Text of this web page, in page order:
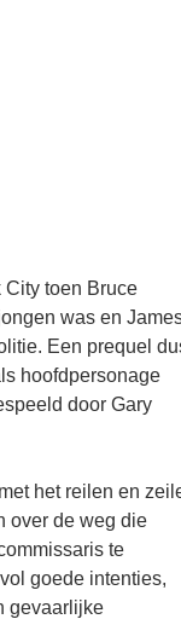
City toen Bruce
was en
Een prequel
hoofdpersonage
door Gary
het reilen en
over de weg die
te
goede intenties,
gevaarlijke